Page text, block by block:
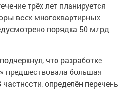
трёх лет планируется
всех многоквартирных
порядка 50 млрд
что разработке
предшествовала большая
определён перечень